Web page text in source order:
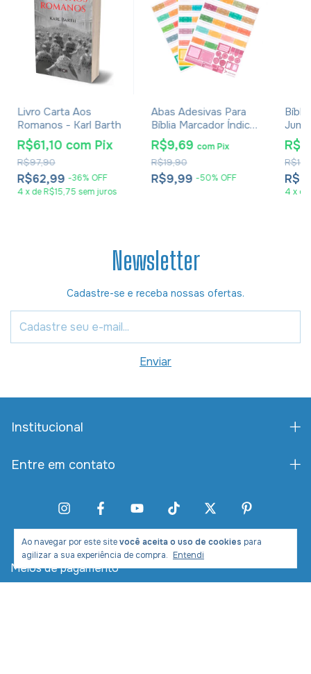
Ao navegar por este sitevocê aceita o uso de cookies para
agilizar a sua experiência de compra. Entendi
Livro Carta Aos
Romanos - Karl Barth
R$62,99 -36% OFF
R$97,90
R$61,10 com Pix
4 xdeR$15,75 sem juros
Abas Adesivas Para
Bíblia Marcador Índice
Feminino Pacote Com
4
R$9,99 -50% OFF
R$19,90
R$9,69 com Pix
4 x de
Newsletter
Cadastre-se e receba nossas ofertas.
Institucional
Entre em contato
Meios de pagamento